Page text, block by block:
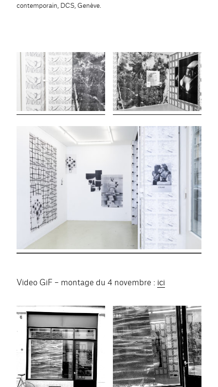
contemporain, DCS, Genève.
Video GiF – montage du 4 novembre : ici